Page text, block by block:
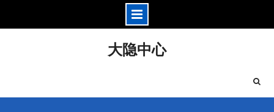
大隐中心